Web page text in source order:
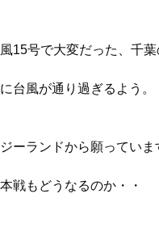
15号で大変だった、千葉
台風が通り過ぎるよう。
ーランドから願っていま
戦もどうなるのか・・